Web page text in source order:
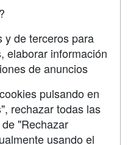
y de terceros para
elaborar información
de anuncios
pulsando en
rechazar todas las
"Rechazar
usando el